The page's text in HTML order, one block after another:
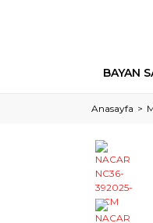
BAYAN
Anasayfa